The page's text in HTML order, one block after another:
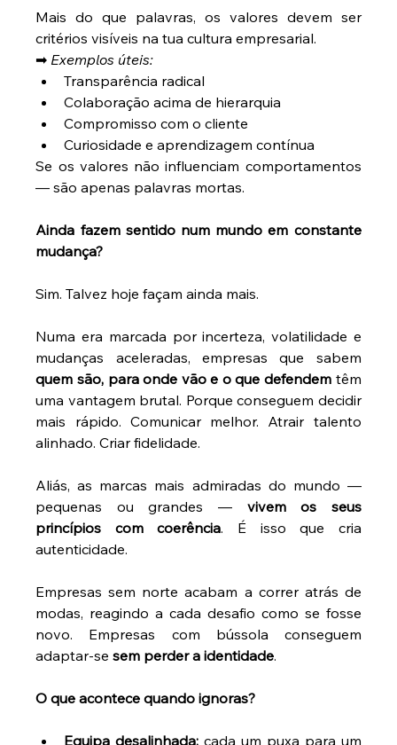
Mais do que palavras, os valores devem ser
critérios visíveis na tua cultura empresarial.
➡ Exemplos úteis:
Transparência radical
Colaboração acima de hierarquia
Compromisso com o cliente
Curiosidade e aprendizagem contínua
Se os valores não influenciam comportamentos
— são apenas palavras mortas.
Ainda fazem sentido num mundo em constante
mudança?
Sim. Talvez hoje façam ainda mais.
Numa era marcada por incerteza, volatilidade e
quem são, para onde vão e o que defendem têm
uma vantagem brutal. Porque conseguem decidir
mais rápido. Comunicar melhor. Atrair talento
alinhado. Criar fidelidade.
Aliás, as marcas mais admiradas do mundo —
pequenas ou grandes — vivem os seus
princípios com coerência. É isso que cria
autenticidade.
Empresas sem norte acabam a correr atrás de
modas, reagindo a cada desafio como se fosse
novo. Empresas com bússola conseguem
adaptar-se sem perder a identidade.
O que acontece quando ignoras?
Equipa desalinhada: cada um puxa para um